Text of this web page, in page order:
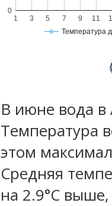
Температура
1 3 5 7 9 11
0
В июне вода в
Температура
этом
Средняя
на 2.9°C